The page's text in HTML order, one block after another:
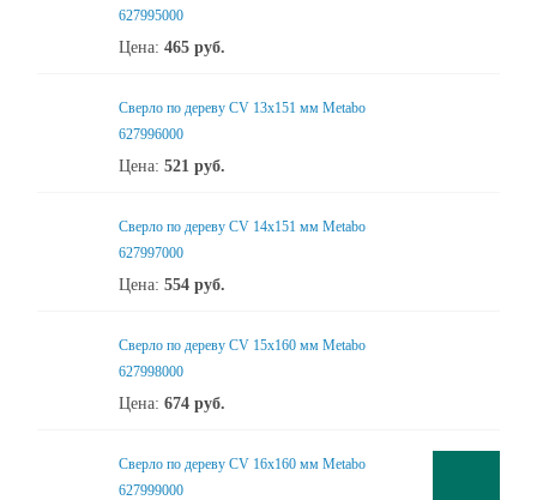
627995000
Цена: 465 руб.
Сверло по дереву CV 13x151 мм Metabo
627996000
Цена: 521 руб.
Сверло по дереву CV 14x151 мм Metabo
627997000
Цена: 554 руб.
Сверло по дереву CV 15x160 мм Metabo
627998000
Цена: 674 руб.
Сверло по дереву CV 16x160 мм Metabo
627999000